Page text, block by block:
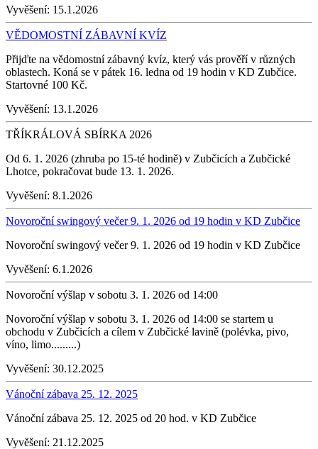
Vyvěšení: 15.1.2026
VĚDOMOSTNÍ ZÁBAVNÍ KVÍZ
Přijďte na vědomostní zábavný kvíz, který vás prověří v různých
oblastech. Koná se v pátek 16. ledna od 19 hodin v KD Zubčice.
Startovné 100 Kč.
Vyvěšení: 13.1.2026
TŘÍKRÁLOVÁ SBÍRKA 2026
Od 6. 1. 2026 (zhruba po 15-té hodině) v Zubčicích a Zubčické
Lhotce, pokračovat bude 13. 1. 2026.
Vyvěšení: 8.1.2026
Novoroční swingový večer 9. 1. 2026 od 19 hodin v KD Zubčice
Novoroční swingový večer 9. 1. 2026 od 19 hodin v KD Zubčice
Vyvěšení: 6.1.2026
Novoroční výšlap v sobotu 3. 1. 2026 od 14:00
Novoroční výšlap v sobotu 3. 1. 2026 od 14:00 se startem u
obchodu v Zubčicích a cílem v Zubčické lavině (polévka, pivo,
víno, limo.........)
Vyvěšení: 30.12.2025
Vánoční zábava 25. 12. 2025
Vánoční zábava 25. 12. 2025 od 20 hod. v KD Zubčice
Vyvěšení: 21.12.2025